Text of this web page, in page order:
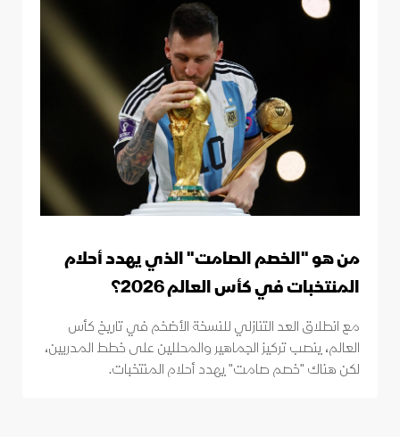
من هو "الخصم الصامت" الذي يهدد أحلام
المنتخبات في كأس العالم 2026؟
مع انطلاق العد التنازلي للنسخة الأضخم في تاريخ كأس
العالم، ينصب تركيز الجماهير والمحللين على خطط المدربين،
لكن هناك "خصم صامت" يهدد أحلام المنتخبات.